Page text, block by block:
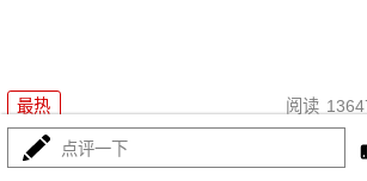
最热 阅读
图-22M3进驻叙
点评一下